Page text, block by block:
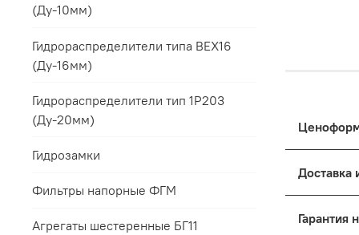
к
Основные
(Ду-10мм)
Гидрораспределители типа ВЕХ16
(Ду-16мм)
Гидрораспределители тип 1Р203
(Ду-20мм)
Гидрозамки
Фильтры напорные ФГМ
Агрегаты шестеренные БГ11